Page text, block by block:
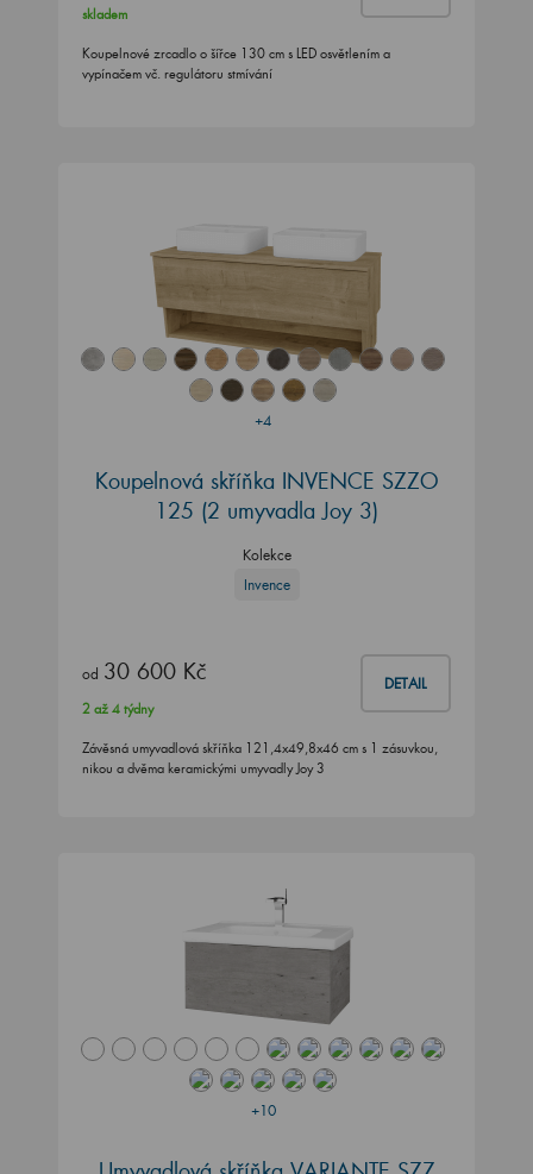
skladem
Koupelnové zrcadlo o šířce 130 cm s LED osvětlením a
vypínačem vč. regulátoru stmívání
+4
Koupelnová skříňka INVENCE SZZO
125 (2 umyvadla Joy 3)
Kolekce
Invence
od 30 600 Kč DETAIL
2 až 4 týdny
Závěsná umyvadlová skříňka 121,4x49,8x46 cm s 1 zásuvkou,
nikou a dvěma keramickými umyvadly Joy 3
+10